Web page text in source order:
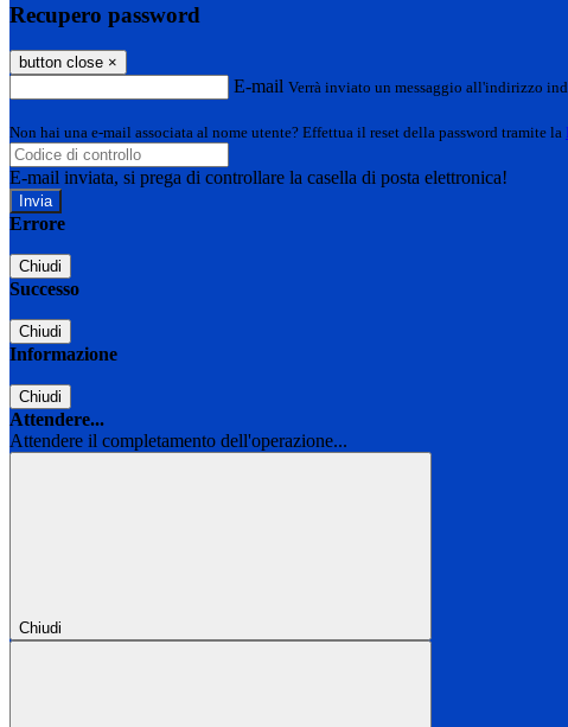
Recupero password
button close ×
E-mail Verrà inviato un messaggio all'indirizzo
Non hai una e-mail associata al nome utente? Effettua il reset della password tramite la
E-mail inviata, si prega di controllare la casella di posta elettronica!
Errore
Chiudi
Successo
Chiudi
Informazione
Chiudi
Attendere...
Attendere il completamento dell'operazione...
Chiudi